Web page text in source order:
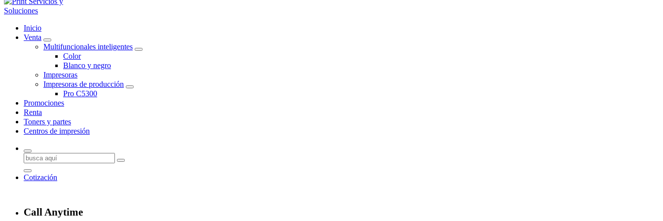
Somos una empresa especializada en la renta, venta y mantenimiento de impresoras y equipos multifuncionales Ricoh. Como distribuidor uni-marca en la región, cuenta con presencia en Ensenada, Tijuana y
Mexicali, brindando cobertura desde San Quintín hasta San Luis Río Colorado. Su enfoque principal es atender al sector maquilador e industrial con soluciones confiables y personalizadas.
Inicio
Venta
Multifuncionales inteligentes
Color
Blanco y negro
Impresoras
Impresoras de producción
Pro C5300
Promociones
Renta
Toners y partes
Centros de impresión
Buscar:
Cotización
Call Anytime